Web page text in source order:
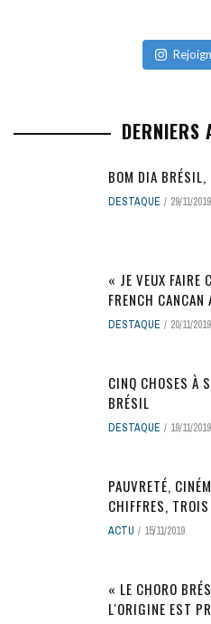
DERNIERS
BOM DIA BRÉSIL,
DESTAQUE 29/11/2019
« JE VEUX FAIRE
FRENCH
DESTAQUE 20/11/2019
CINQ CHOSES À
BRÉSIL
DESTAQUE 19/11/2019
PAUVRETÉ,
CHIFFRES,
ACTU 15/11/2019
« LE CHORO
L'ORIGINE EST